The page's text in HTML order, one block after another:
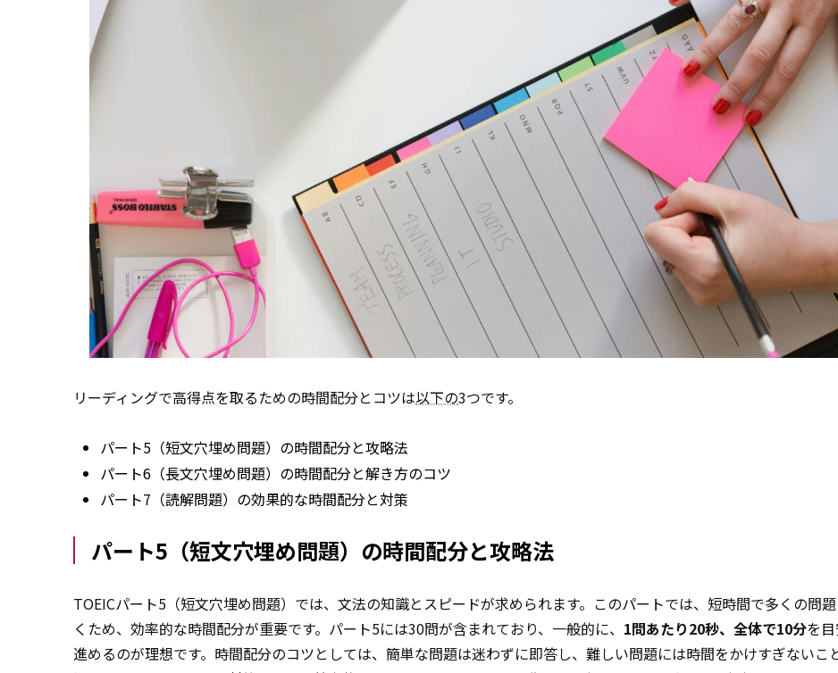
リーディングで高得点を取るための時間配分とコツは以下の3つです。
パート5（短文穴埋め問題）の時間配分と攻略法
パート6（長文穴埋め問題）の時間配分と解き方のコツ
パート7（読解問題）の効果的な時間配分と対策
パート5（短文穴埋め問題）の時間配分と攻略法
TOEICパート5（短文穴埋め問題）では、文法の知識とスピードが求められます。このパートでは、短時間で多くの問
くため、効率的な時間配分が重要です。パート5には30問が含まれており、一般的に、 1問あたり20秒、全体で10分を
進めるのが理想です。時間配分のコツとしては、簡単な問題は迷わずに即答し、難しい問題には時間をかけすぎないこ